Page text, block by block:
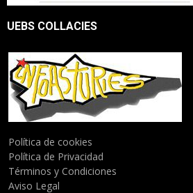
UEBS COLLACIES
Política de cookies
Política de Privacidad
Términos y Condiciones
Aviso Legal